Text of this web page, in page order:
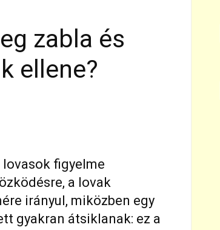
zabla és
ellene?
figyelme
a lovak
irányul, miközben egy
gyakran átsiklanak: ez a